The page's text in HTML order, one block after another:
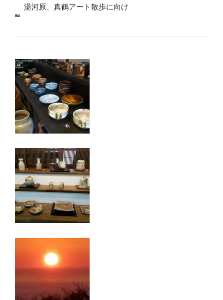
湯河原、真鶴アート散歩に向け